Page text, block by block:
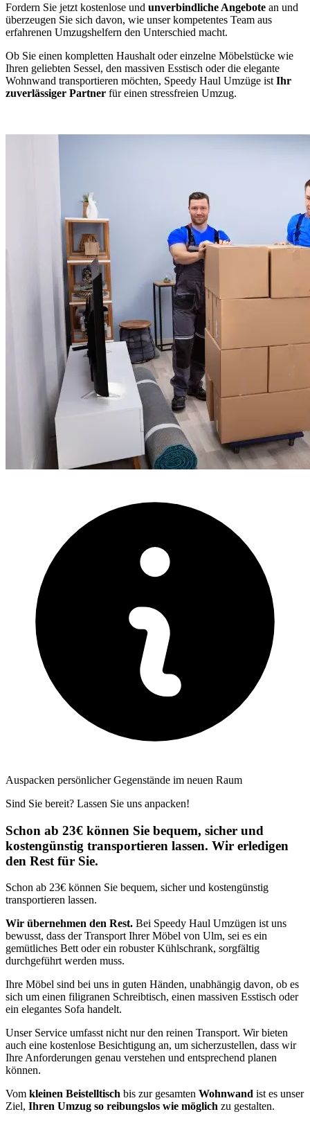
Fordern Sie jetzt kostenlose und unverbindliche Angebote an und
überzeugen Sie sich davon, wie unser kompetentes Team aus
erfahrenen Umzugshelfern den Unterschied macht.
Ob Sie einen kompletten Haushalt oder einzelne Möbelstücke wie
Ihren geliebten Sessel, den massiven Esstisch oder die elegante
Wohnwand transportieren möchten, Speedy Haul Umzüge ist Ihr
zuverlässiger Partner für einen stressfreien Umzug.
Auspacken persönlicher Gegenstände im neuen Raum
Sind Sie bereit? Lassen Sie uns anpacken!
Schon ab 23€ können Sie bequem, sicher und
kostengünstig transportieren lassen. Wir erledigen
den Rest für Sie.
Schon ab 23€ können Sie bequem, sicher und kostengünstig
transportieren lassen.
Wir übernehmen den Rest. Bei Speedy Haul Umzügen ist uns
bewusst, dass der Transport Ihrer Möbel von Ulm, sei es ein
gemütliches Bett oder ein robuster Kühlschrank, sorgfältig
durchgeführt werden muss.
Ihre Möbel sind bei uns in guten Händen, unabhängig davon, ob es
sich um einen filigranen Schreibtisch, einen massiven Esstisch oder
ein elegantes Sofa handelt.
Unser Service umfasst nicht nur den reinen Transport. Wir bieten
auch eine kostenlose Besichtigung an, um sicherzustellen, dass wir
Ihre Anforderungen genau verstehen und entsprechend planen
können.
Vom kleinen Beistelltisch bis zur gesamten Wohnwand ist es unser
Ziel, Ihren Umzug so reibungslos wie möglich zu gestalten.